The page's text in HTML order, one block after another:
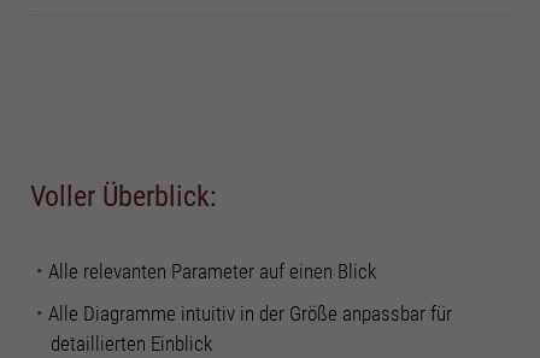
Voller Überblick:
Alle relevanten Parameter auf einen Blick
Alle Diagramme intuitiv in der Größe anpassbar für
detaillierten Einblick